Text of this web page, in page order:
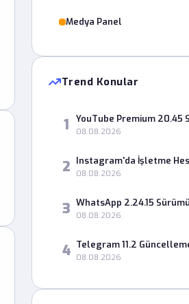
Medya Panel
Trend Konular
1 08.08.2026
2 08.08.2026
3 08.08.2026
4 08.08.2026